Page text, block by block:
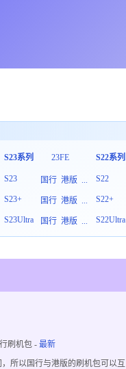
S23系列 23FE
S23 国行 港版 ...
S23+
国行 港版 ...
S23Ultra
国行 港版 ...
S22系列
S22
S22+
S22Ultra
刷机包 - 最新
所以国行与港版的刷机包可以互